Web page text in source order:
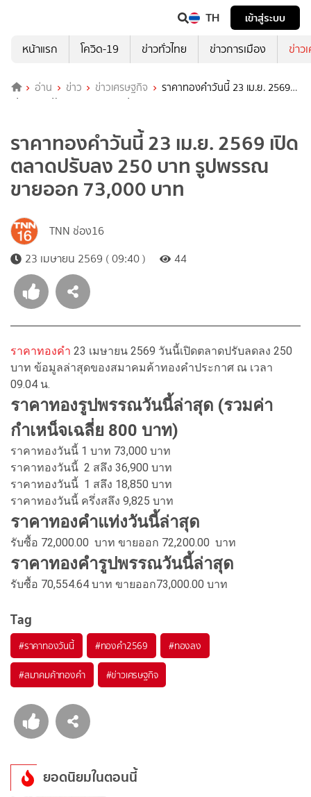
TH
เข้าสู่ระบบ
หน้าแรก
โควิด-19 ข่าวทั่วไทย ข่าวการเมือง ข่าว
อ่าน ข่าว ข่าวเศรษฐกิจ
ราคาทองคำวันนี้ 23 เม.ย. 2569
ราคาทองคำวันนี้ 23 เม.ย. 2569 เปิด
ตลาดปรับลง 250 บาท รูปพรรณ
ขายออก 73,000 บาท
TNN ช่อง16
23 เมษายน 2569 ( 09:40 )
44
ราคาทองคำ 23 เมษายน 2569 วันนี้เปิดตลาดปรับลดลง 250
บาท ข้อมูลล่าสุดของสมาคมค้าทองคำประกาศ ณ เวลา
09.04 น.
ราคาทองรูปพรรณวันนี้ล่าสุด (รวมค่า
กำเหน็จเฉลี่ย 800 บาท)
ราคาทองวันนี้ 1 บาท 73,000 บาท
ราคาทองวันนี้ 2 สลึง 36,900 บาท
ราคาทองวันนี้ 1 สลึง 18,850 บาท
ราคาทองวันนี้ ครึ่งสลึง 9,825 บาท
ราคาทองคำแท่งวันนี้ล่าสุด
รับซื้อ 72,000.00 บาท ขายออก 72,200.00 บาท
ราคาทองคำรูปพรรณวันนี้ล่าสุด
รับซื้อ 70,554.64 บาท ขายออก73,000.00 บาท
Tag
#ราคาทองวันนี้ #ทองคำ2569 #ทองลง
#สมาคมค้าทองคำ #ข่าวเศรษฐกิจ
ยอดนิยมในตอนนี้